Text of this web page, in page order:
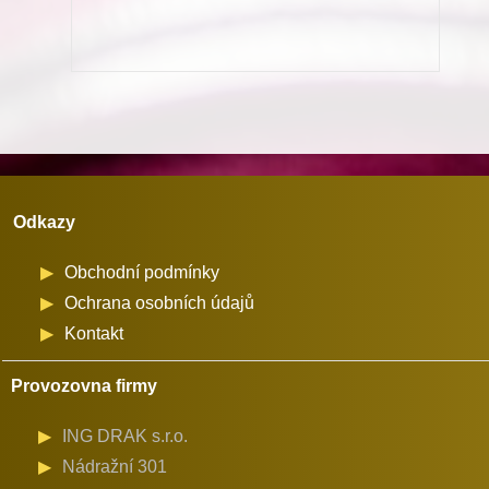
Odkazy
Obchodní podmínky
Ochrana osobních údajů
Kontakt
Provozovna firmy
ING DRAK s.r.o.
Nádražní 301